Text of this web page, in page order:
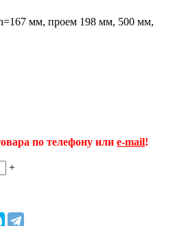
мм, проем 198 мм, 500 мм,
по телефону или e-mail!
+